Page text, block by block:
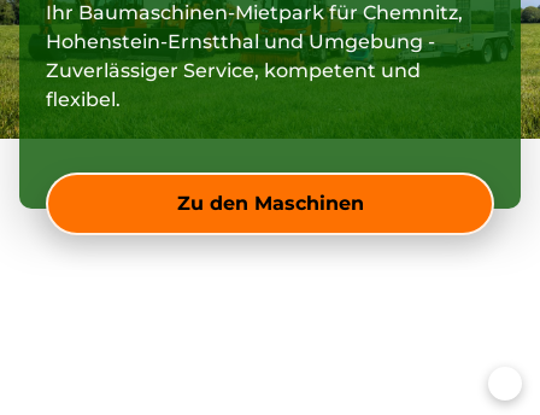
Ihr Baumaschinen-Mietpark für Chemnitz,
Hohenstein-Ernstthal und Umgebung -
Zuverlässiger Service, kompetent und
flexibel.
Zu den Maschinen